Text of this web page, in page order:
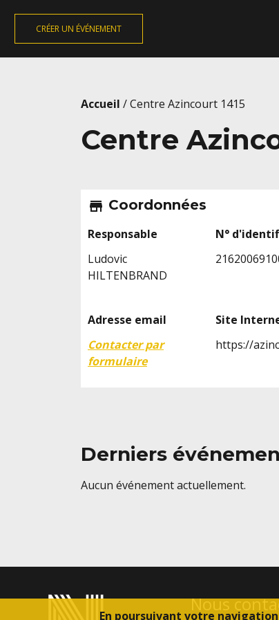
CRÉER UN ÉVÉNEMENT
Accueil /Centre Azincourt 1415
Centre
store Coordonnées
Responsable
Ludovic
HILTENBRAND
N°
Adresse email
Contacter par
formulaire
Site
https://
Derniers
Aucun événement actuellement.
Nous
En poursuivant votre